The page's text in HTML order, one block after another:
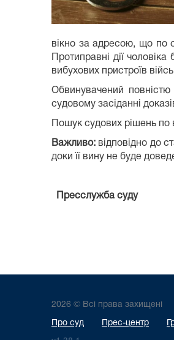
вікно за адресою, що по
Протиправні дії
вибухових пристроїв
Обвинувачений
судовому засіданні
Пошук судових рішень
Важливо: відповідно до
доки її вину не буде
Пресслужба суду
2026 © Всі права захищені
Про суд Прес-центр